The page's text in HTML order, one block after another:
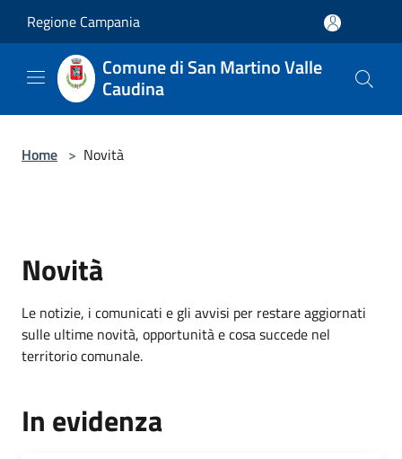
Regione Campania
Comune di San Martino Valle
Caudina
Home > Novità
Novità
Le notizie, i comunicati e gli avvisi per restare aggiornati
sulle ultime novità, opportunità e cosa succede nel
territorio comunale.
In evidenza